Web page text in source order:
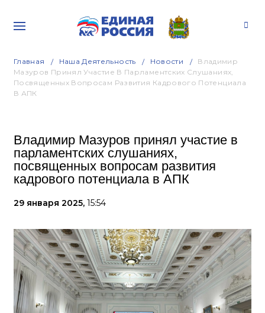
Главная Наша Деятельность Новости
Владимир
Мазуров Принял Участие В Парламентских Слушаниях,
Посвященных Вопросам Развития Кадрового Потенциала
В АПК
Владимир Мазуров принял участие в
парламентских слушаниях,
посвященных вопросам развития
кадрового потенциала в АПК
29 января 2025, 15:54